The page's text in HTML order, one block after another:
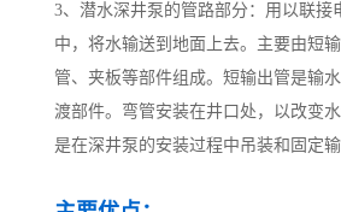
3、潜水深井泵的管路部分：用以联接
中，将水输送到地面上去。主要由短
管、夹板等部件组成。短输出管是输
渡部件。弯管安装在井口处，以改变
是在深井泵的安装过程中吊装和固定输